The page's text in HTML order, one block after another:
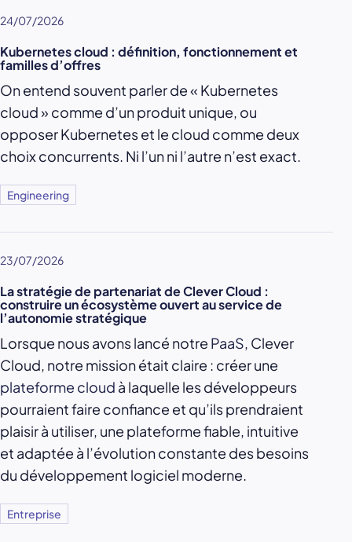
24/07/2026
Kubernetes cloud : définition, fonctionnement et
familles d’offres
On entend souvent parler de « Kubernetes
cloud » comme d’un produit unique, ou
opposer Kubernetes et le cloud comme deux
choix concurrents. Ni l’un ni l’autre n’est exact.
Engineering
23/07/2026
La stratégie de partenariat de Clever Cloud :
construire un écosystème ouvert au service de
l’autonomie stratégique
Lorsque nous avons lancé notre PaaS, Clever
Cloud, notre mission était claire : créer une
plateforme cloud à laquelle les développeurs
pourraient faire confiance et qu’ils prendraient
plaisir à utiliser, une plateforme fiable, intuitive
et adaptée à l’évolution constante des besoins
du développement logiciel moderne.
Entreprise